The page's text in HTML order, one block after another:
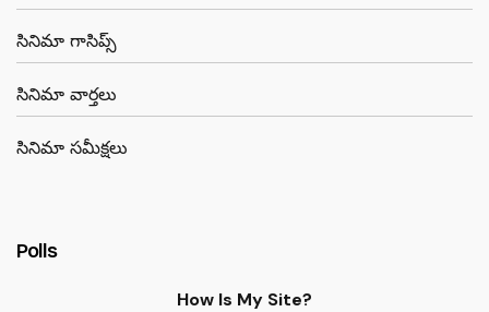
సినిమా గాసిప్స్
సినిమా వార్తలు
సినిమా సమీక్షలు
Polls
How Is My Site?